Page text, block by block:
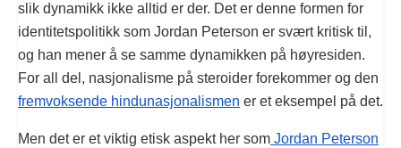
slik dynamikk ikke alltid er der. Det er denne formen for
identitetspolitikk som Jordan Peterson er svært kritisk til,
og han mener å se samme dynamikken på høyresiden.
For all del, nasjonalisme på steroider forekommer og den
fremvoksende hindunasjonalismen er et eksempel på det.
Men det er et viktig etisk aspekt her som Jordan Peterson